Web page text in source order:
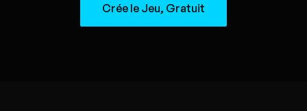
Crée le Jeu, Gratuit